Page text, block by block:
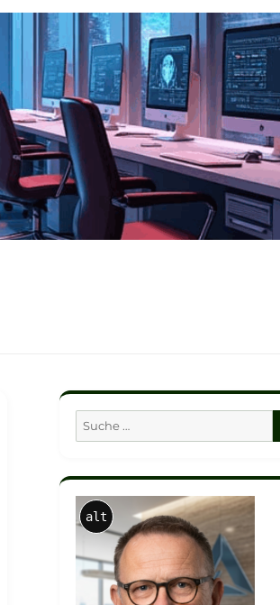
Suche
nach:
alt